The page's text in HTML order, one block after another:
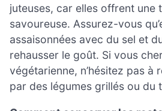
juteuses, car elles offrent une
savoureuse. Assurez-vous
assaisonnées avec du sel et
rehausser le goût. Si vous
végétarienne, n’hésitez pas à
par des légumes grillés ou du